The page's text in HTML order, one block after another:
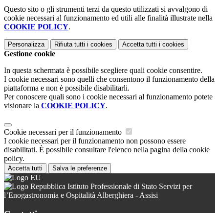
Questo sito o gli strumenti terzi da questo utilizzati si avvalgono di
cookie necessari al funzionamento ed utili alle finalità illustrate nella
COOKIE POLICY.
Personalizza Rifiuta tutti i cookies Accetta tutti i cookies
Gestione cookie
In questa schermata è possibile scegliere quali cookie consentire.
I cookie necessari sono quelli che consentono il funzionamento della
piattaforma e non è possibile disabilitarli.
Per conoscere quali sono i cookie necessari al funzionamento potete
visionare la COOKIE POLICY.
Cookie necessari per il funzionamento
I cookie necessari per il funzionamento non possono essere
disabilitati. È possibile consultare l'elenco nella pagina della cookie
policy.
Accetta tutti Salva le preferenze
Istituto Professionale di Stato Servizi per
l’Enogastronomia e Ospitalità Alberghiera - Assisi